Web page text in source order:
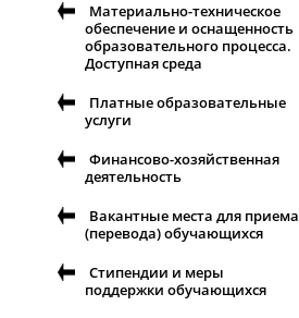
Материально-техническое
обеспечение и оснащенность
образовательного процесса.
Доступная среда
Платные образовательные
услуги
Финансово-хозяйственная
деятельность
Вакантные места для приема
(перевода) обучающихся
Стипендии и меры
поддержки обучающихся